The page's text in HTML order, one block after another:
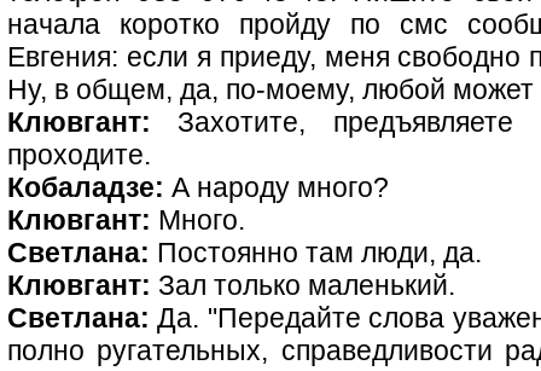
начала коротко пройду по смс
Евгения: если я приеду, меня свободно
Ну, в общем, да, по-моему, любой может
Клювгант: Захотите,
проходите.
Кобаладзе: А народу много?
Клювгант: Много.
Светлана: Постоянно там люди, да.
Клювгант: Зал только маленький.
Светлана: Да. "Передайте слова
полно ругательных, справедливости